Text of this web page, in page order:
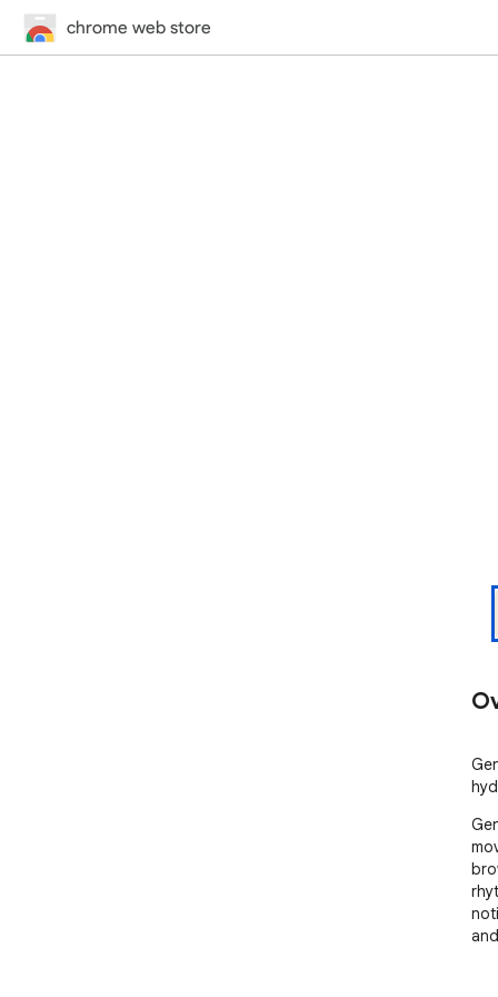
chrome web store